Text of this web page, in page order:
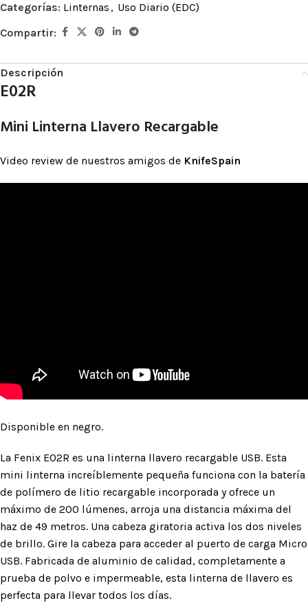
Categorías: Linternas , Uso Diario (EDC)
Compartir:
Descripción
E02R
Mini Linterna Llavero Recargable
Video review de nuestros amigos de KnifeSpain
Disponible en negro.
La Fenix ​​E02R es una linterna llavero recargable USB. Esta
mini linterna increíblemente pequeña funciona con la batería
de polímero de litio recargable incorporada y ofrece un
máximo de 200 lúmenes, arroja una distancia máxima del
haz de 49 metros. Una cabeza giratoria activa los dos niveles
de brillo. Gire la cabeza para acceder al puerto de carga Micro
USB. Fabricada de aluminio de calidad, completamente a
prueba de polvo e impermeable, esta linterna de llavero es
perfecta para llevar todos los días.